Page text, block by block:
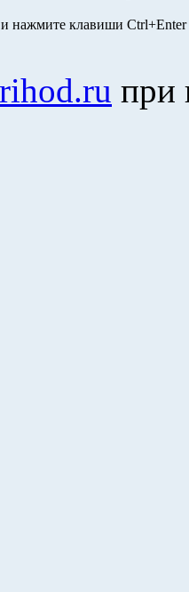
нажмите клавиши
при